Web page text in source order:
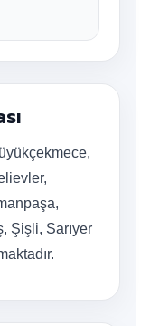
Şişli, Sarıyer